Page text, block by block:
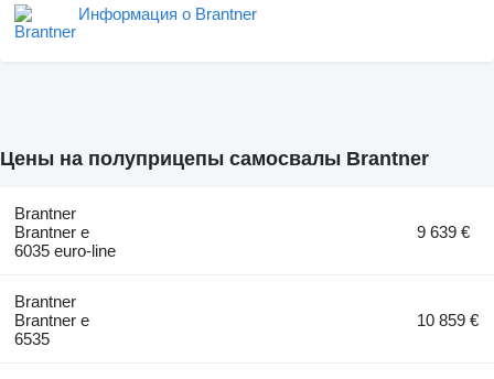
Информация о Brantner
Цены на полуприцепы самосвалы Brantner
Brantner
Brantner e
6035 euro-line
9 639 €
Brantner
Brantner e
6535
10 859 €